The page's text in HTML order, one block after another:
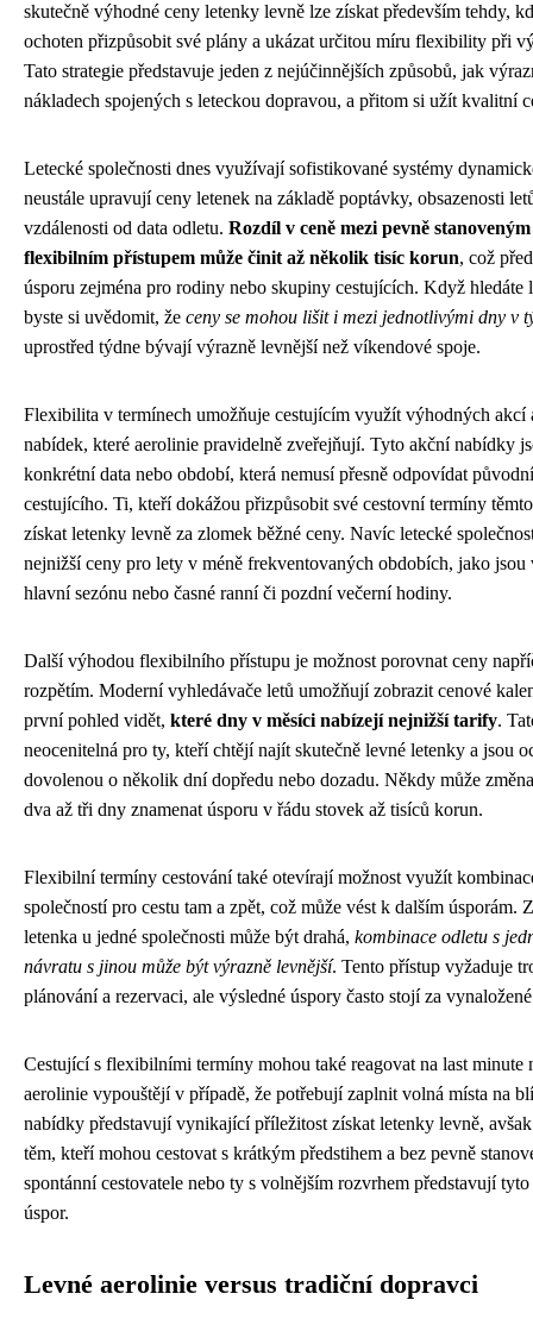
skutečně výhodné ceny letenky levně lze získat především tehdy,
ochoten přizpůsobit své plány a ukázat určitou míru flexibility při
Tato strategie představuje jeden z nejúčinnějších způsobů, jak
nákladech spojených s leteckou dopravou, a přitom si užít kvalitní
Letecké společnosti dnes využívají sofistikované systémy
neustále upravují ceny letenek na základě poptávky, obsazenosti
vzdálenosti od data odletu. Rozdíl v ceně mezi pevně
flexibilním přístupem může činit až několik tisíc korun, což
úsporu zejména pro rodiny nebo skupiny cestujících. Když hledáte
byste si uvědomit, že ceny se mohou lišit i mezi jednotlivými dny v
uprostřed týdne bývají výrazně levnější než víkendové spoje.
Flexibilita v termínech umožňuje cestujícím využít výhodných akcí
nabídek, které aerolinie pravidelně zveřejňují. Tyto akční nabídky
konkrétní data nebo období, která nemusí přesně odpovídat
cestujícího. Ti, kteří dokážou přizpůsobit své cestovní termíny
získat letenky levně za zlomek běžné ceny. Navíc letecké
nejnižší ceny pro lety v méně frekventovaných obdobích, jako jsou
hlavní sezónu nebo časné ranní či pozdní večerní hodiny.
Další výhodou flexibilního přístupu je možnost porovnat ceny
rozpětím. Moderní vyhledávače letů umožňují zobrazit cenové
první pohled vidět, které dny v měsíci nabízejí nejnižší tarify.
neocenitelná pro ty, kteří chtějí najít skutečně levné letenky a jsou
dovolenou o několik dní dopředu nebo dozadu. Někdy může
dva až tři dny znamenat úsporu v řádu stovek až tisíců korun.
Flexibilní termíny cestování také otevírají možnost využít
společností pro cestu tam a zpět, což může vést k dalším úsporám.
letenka u jedné společnosti může být drahá, kombinace odletu s
návratu s jinou může být výrazně levnější. Tento přístup vyžaduje
plánování a rezervaci, ale výsledné úspory často stojí za
Cestující s flexibilními termíny mohou také reagovat na last minute
aerolinie vypouštějí v případě, že potřebují zaplnit volná místa na
nabídky představují vynikající příležitost získat letenky levně,
těm, kteří mohou cestovat s krátkým předstihem a bez pevně
spontánní cestovatele nebo ty s volnějším rozvrhem představují
úspor.
Levné aerolinie versus tradiční dopravci